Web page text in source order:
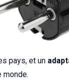
pays, et un
monde.